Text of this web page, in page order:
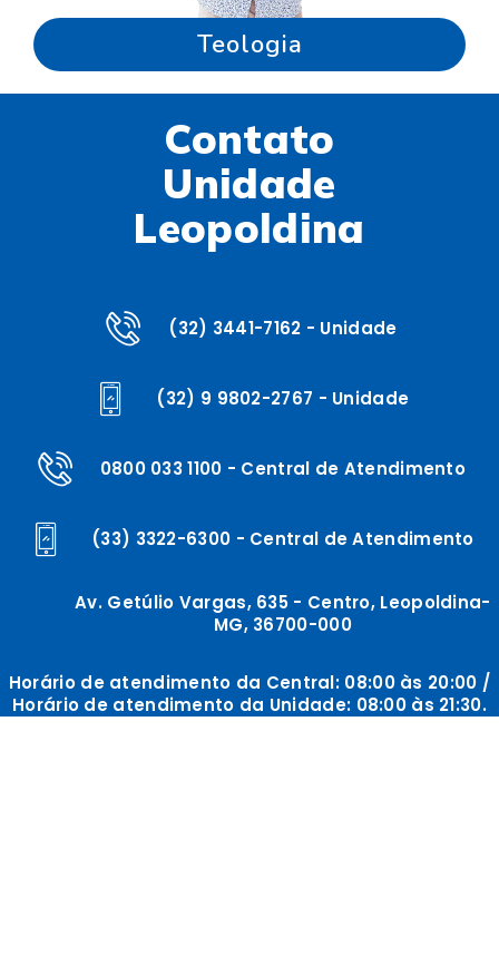
Teologia
Contato
Unidade
Leopoldina
(32) 3441-7162 - Unidade
(32) 9 9802-2767 - Unidade
0800 033 1100 - Central de Atendimento
(33) 3322-6300 - Central de Atendimento
Av. Getúlio Vargas, 635 - Centro, Leopoldina-
MG, 36700-000
Horário de atendimento da Central: 08:00 às 20:00 /
Horário de atendimento da Unidade: 08:00 às 21:30.